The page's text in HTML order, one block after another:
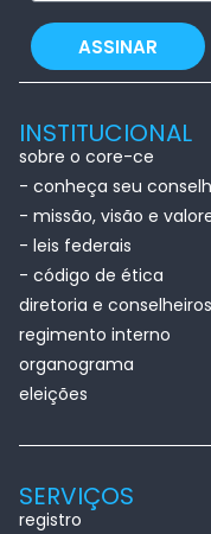
ASSINAR
INSTITUCIONAL
sobre o core-ce
- conheça seu
- missão, visão e
- leis federais
- código de ética
diretoria e conselheiros
regimento interno
organograma
eleições
SERVIÇOS
registro